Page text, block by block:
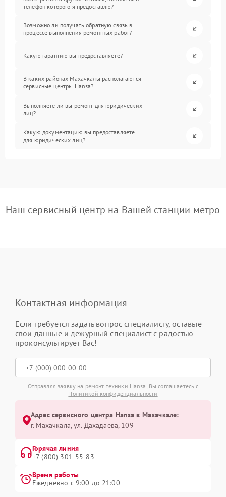
телефон которого я предоставлю?
Возможно ли получать обратную связь в
процессе выполнения ремонтных работ?
Какую гарантию вы предоставляете?
В каких районах Махачкалы располагаются
сервисные центры Hansa?
Выполняете ли вы ремонт для юридических
лиц?
Какую документацию вы предоставляете
для юридических лиц?
Наш сервисный центр на Вашей станции метро
Контактная информация
Если требуется задать вопрос специалисту, оставьте
свои данные и дежурный специалист с радостью
проконсультирует Вас!
Отправляя заявку на ремонт техники Hansa, Вы соглашаетесь с
Политикой конфиденциальности
Адрес сервисного центра Hansa в Махачкале:
г. Махачкала, ул. Дахадаева, 109
Горячая линия
+7 (800) 301-55-83
Время работы
Ежедневно с 9:00 до 21:00